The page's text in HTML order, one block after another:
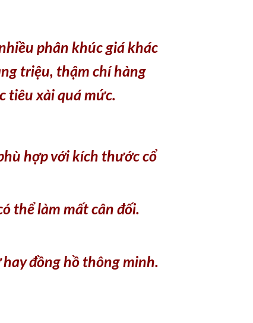
phân khúc giá khác
triệu, thậm chí hàng
tiêu xài quá mức.
hợp với kích thước cổ
thể làm mất cân đối.
đồng hồ thông minh.